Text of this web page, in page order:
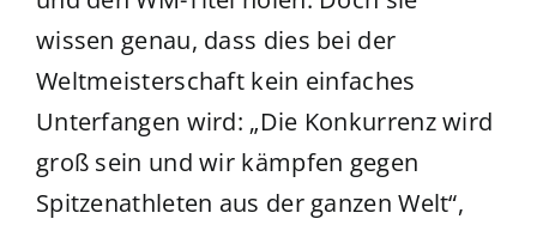
wissen genau, dass dies bei der
Weltmeisterschaft kein einfaches
Unterfangen wird: „Die Konkurrenz wird
groß sein und wir kämpfen gegen
Spitzenathleten aus der ganzen Welt“,